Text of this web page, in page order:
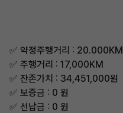
✅ 약정주행거리 : 20.000KM
✅ 주행거리 : 17,000KM
✅ 잔존가치 : 34,451,000원
✅ 보증금 : 0 원
✅ 선납금 : 0 원